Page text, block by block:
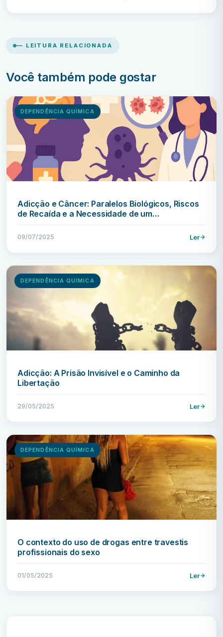
— LEITURA RELACIONADA
Você também pode gostar
DEPENDÊNCIA QUÍMICA
Adicção e Câncer: Paralelos Biológicos, Riscos
de Recaída e a Necessidade de um…
09/07/2025 Ler
DEPENDÊNCIA QUÍMICA
Adicção: A Prisão Invisível e o Caminho da
Libertação
29/05/2025 Ler
DEPENDÊNCIA QUÍMICA
O contexto do uso de drogas entre travestis
profissionais do sexo
01/05/2025 Ler